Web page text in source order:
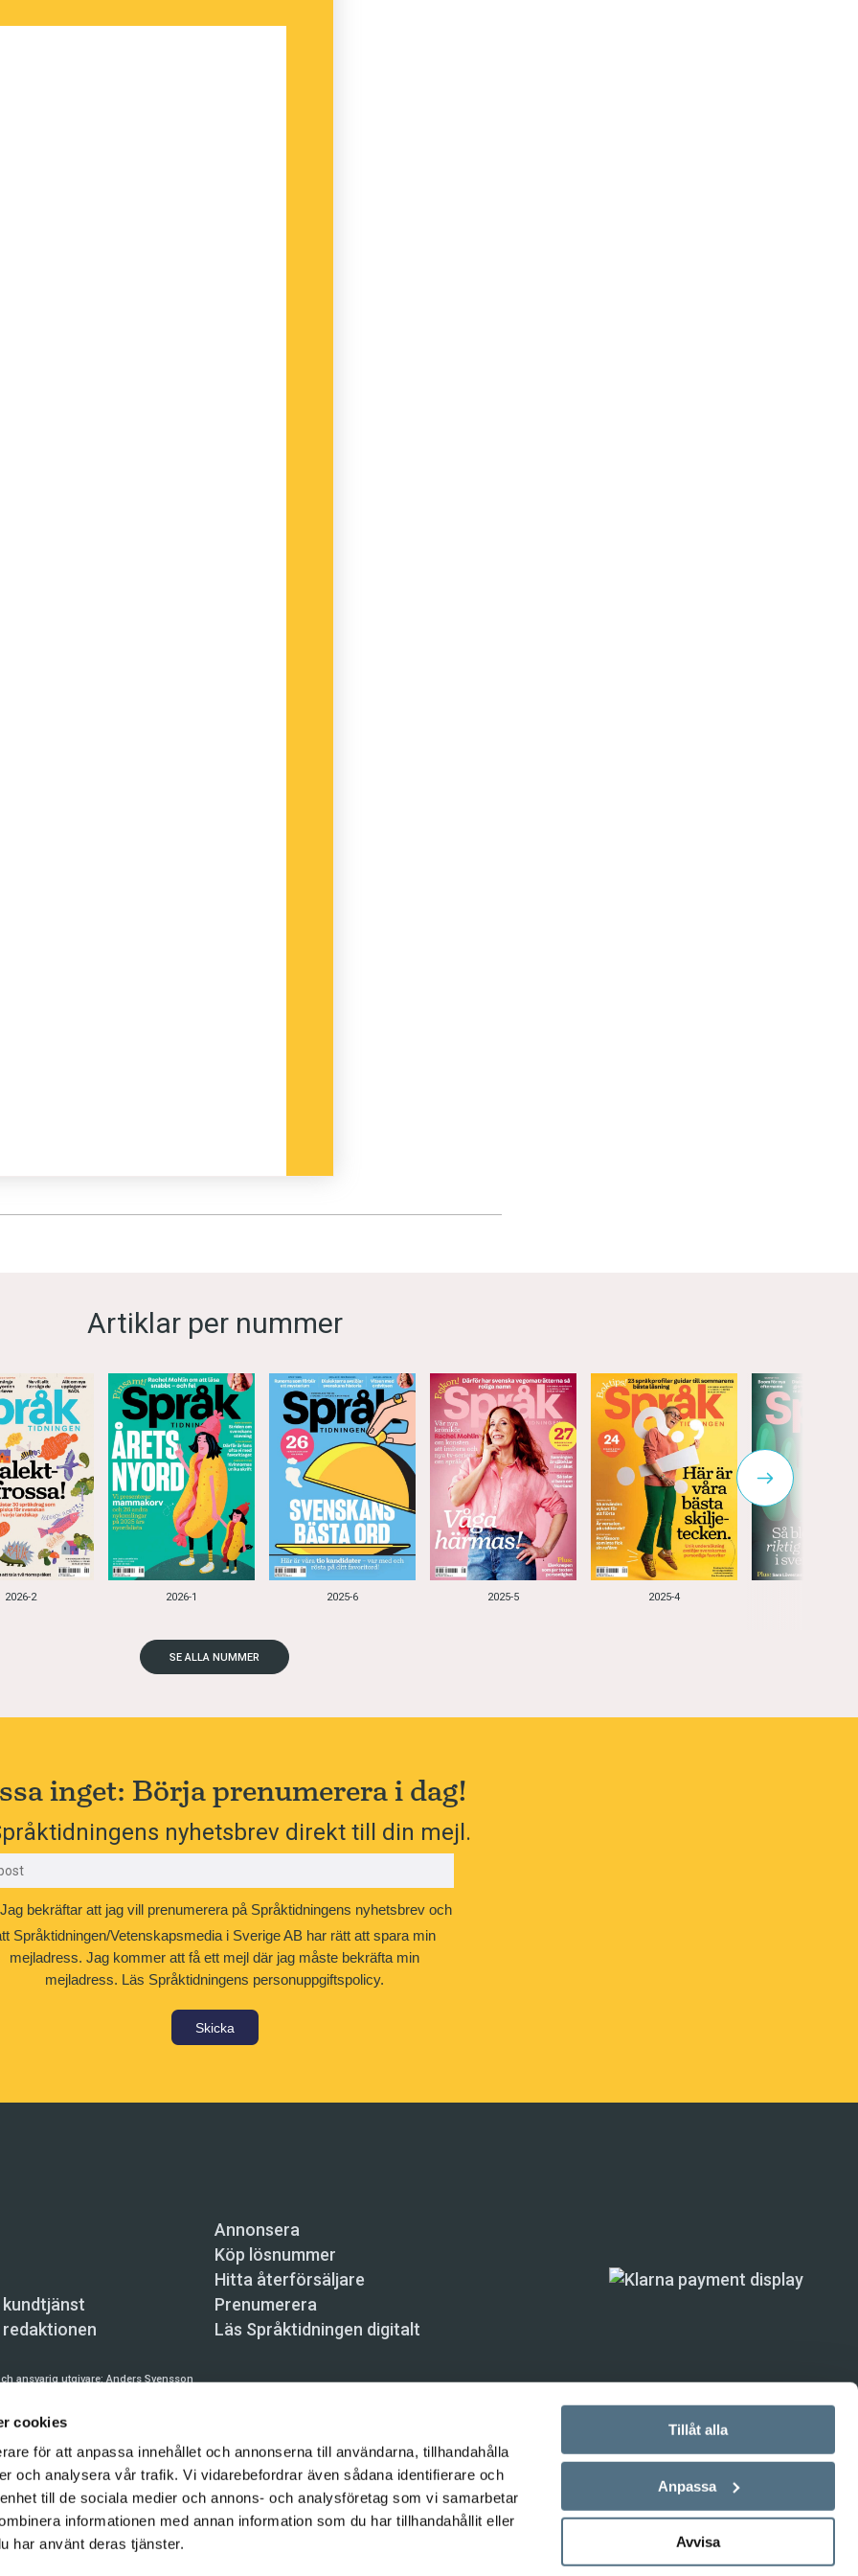
cookies
för att anpassa innehållet och annonserna till användarna, tillhandahålla
och analysera vår trafik. Vi vidarebefordrar även sådana identifierare och
till de sociala medier och annons- och analysföretag som vi samarbetar
informationen med annan information som du har tillhandahållit eller
har använt deras tjänster.
Tillåt alla
Anpassa
Avvisa
Artiklar per nummer
2026-2 2026-1 2025-6 2025-5 2025-4
SE ALLA NUMMER
inget: Börja prenumerera i dag!
nyhetsbrev direkt till din mejl.
Jag bekräftar att jag vill prenumerera på Språktidningens nyhetsbrev och
Språktidningen/Vetenskapsmedia i Sverige AB har rätt att spara min
mejladress. Jag kommer att få ett mejl där jag måste bekräfta min
mejladress. Läs Språktidningens personuppgiftspolicy.
Skicka
Annonsera
Köp lösnummer
Hitta återförsäljare
Prenumerera
Läs Språktidningen digitalt
ansvarig utgivare:Anders Svensson
prenumeration: 08-121 062 34 (vardagar 8–17), kundtjanst@spraktidningen.se
automatiska tjänster och maskinläsbara metoder (robotar, spiders, indexering och liknande) är inte
på denna webbplats är upphovsrättsligt skyddat.
och Vetenskapsmedia i Sverige AB 2026